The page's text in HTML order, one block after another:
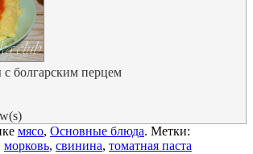
болгарским перцем
мясо, Основные блюда. Метки:
морковь, свинина, томатная паста